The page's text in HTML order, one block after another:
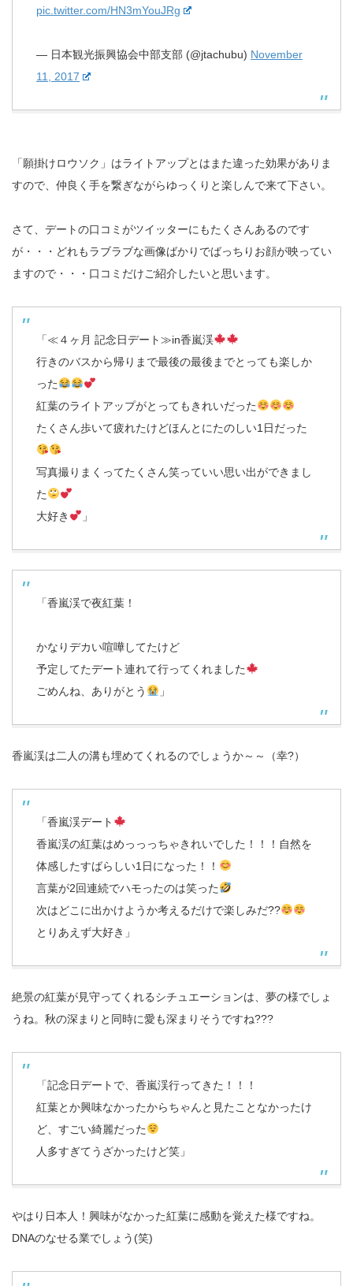
pic.twitter.com/HN3mYouJRg
— 日本観光振興協会中部支部 (@jtachubu) November
11, 2017
「願掛けロウソク」はライトアップとはまた違った効果がありま
すので、仲良く手を繋ぎながらゆっくりと楽しんで来て下さい。
さて、デートの口コミがツイッターにもたくさんあるのです
が・・・どれもラブラブな画像ばかりでばっちりお顔が映ってい
ますので・・・口コミだけご紹介したいと思います。
「≪４ヶ月 記念日デート≫in香嵐渓
行きのバスから帰りまで最後の最後までとっても楽しか
った
紅葉のライトアップがとってもきれいだった
たくさん歩いて疲れたけどほんとにたのしい1日だった
写真撮りまくってたくさん笑っていい思い出ができまし
た
大好き
」
「香嵐渓で夜紅葉！
かなりデカい喧嘩してたけど
予定してたデート連れて行ってくれました
ごめんね、ありがとう
」
香嵐渓は二人の溝も埋めてくれるのでしょうか～～（幸?）
「香嵐渓デート
香嵐渓の紅葉はめっっっちゃきれいでした！！！自然を
体感したすばらしい1日になった！！
言葉が2回連続でハモったのは笑った
次はどこに出かけようか考えるだけで楽しみだ??
とりあえず大好き」
絶景の紅葉が見守ってくれるシチュエーションは、夢の様でしょ
うね。秋の深まりと同時に愛も深まりそうですね???
「記念日デートで、香嵐渓行ってきた！！！
紅葉とか興味なかったからちゃんと見たことなかったけ
ど、すごい綺麗だった
人多すぎてうざかったけど笑」
やはり日本人！興味がなかった紅葉に感動を覚えた様ですね。
DNAのなせる業でしょう(笑)